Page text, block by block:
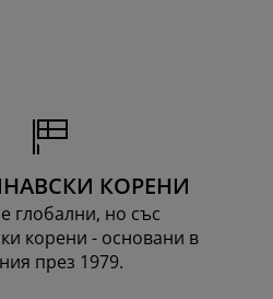
КОРЕНИ
глобални, но със
корени - основани в
през 1979.